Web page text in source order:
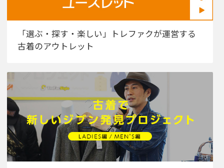
「選ぶ・探す・楽しい」トレファクが運営する
古着のアウトレット